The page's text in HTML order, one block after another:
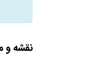
نقشه